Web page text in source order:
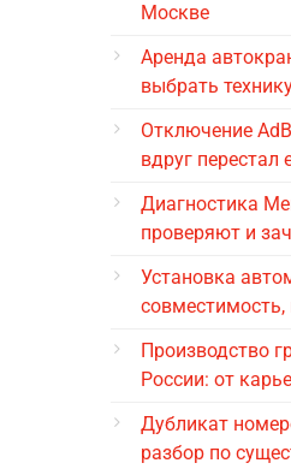
Москве
Аренда
выбрать
Отключение
вдруг перестал
Диагностика
проверяют и
Установка
Производство
России: от
Дубликат
разбор по